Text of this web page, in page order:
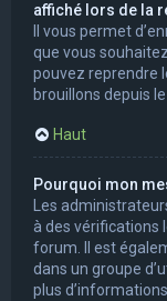
affiché lors de la
Il vous permet
que vous
pouvez reprendre
brouillons depuis
Haut
Pourquoi mon
Les
à des vérifications
forum. Il est
dans un groupe
plus